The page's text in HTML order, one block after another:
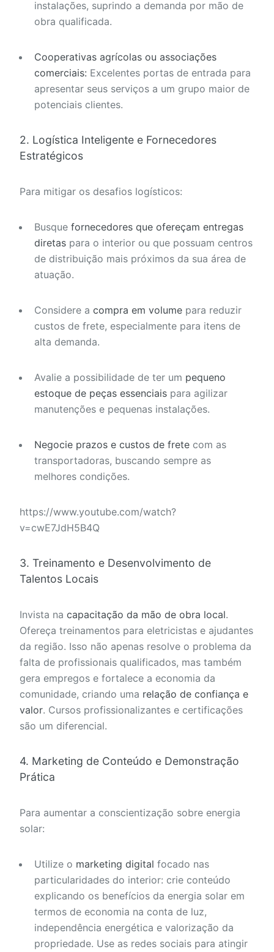
instalações, suprindo a demanda por mão de
obra qualificada.
Cooperativas agrícolas ou associações
comerciais: Excelentes portas de entrada para
apresentar seus serviços a um grupo maior de
potenciais clientes.
2. Logística Inteligente e Fornecedores
Estratégicos
Para mitigar os desafios logísticos:
Busque fornecedores que ofereçam entregas
diretas para o interior ou que possuam centros
de distribuição mais próximos da sua área de
atuação.
Considere a compra em volume para reduzir
custos de frete, especialmente para itens de
alta demanda.
Avalie a possibilidade de ter um pequeno
estoque de peças essenciais para agilizar
manutenções e pequenas instalações.
Negocie prazos e custos de frete com as
transportadoras, buscando sempre as
melhores condições.
https://www.youtube.com/watch?
v=cwE7JdH5B4Q
3. Treinamento e Desenvolvimento de
Talentos Locais
Invista na capacitação da mão de obra local.
Ofereça treinamentos para eletricistas e ajudantes
da região. Isso não apenas resolve o problema da
falta de profissionais qualificados, mas também
gera empregos e fortalece a economia da
comunidade, criando uma relação de confiança e
valor. Cursos profissionalizantes e certificações
são um diferencial.
4. Marketing de Conteúdo e Demonstração
Prática
Para aumentar a conscientização sobre energia
solar:
Utilize o marketing digital focado nas
particularidades do interior: crie conteúdo
explicando os benefícios da energia solar em
termos de economia na conta de luz,
independência energética e valorização da
propriedade. Use as redes sociais para atingir